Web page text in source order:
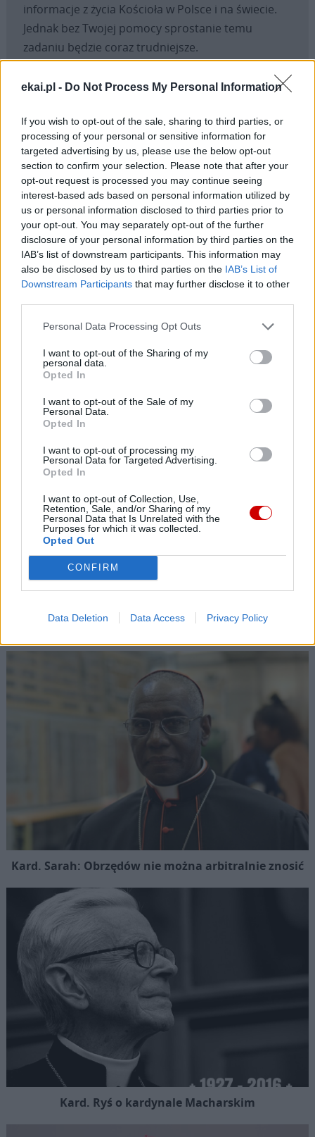
ekai.pl - Do Not Process My Personal Information
If you wish to opt-out of the sale, sharing to third parties, or
processing of your personal or sensitive information for
targeted advertising by us, please use the below opt-out
section to confirm your selection. Please note that after your
opt-out request is processed you may continue seeing
interest-based ads based on personal information utilized by
us or personal information disclosed to third parties prior to
your opt-out. You may separately opt-out of the further
disclosure of your personal information by third parties on the
IAB’s list of downstream participants. This information may
also be disclosed by us to third parties on the IAB’s List of
Downstream Participants that may further disclose it to other
Personal Data Processing Opt Outs
I want to opt-out of the Sharing of my
personal data.
Opted In
I want to opt-out of the Sale of my
Personal Data.
Opted In
I want to opt-out of processing my
Personal Data for Targeted Advertising.
Opted In
I want to opt-out of Collection, Use,
Retention, Sale, and/or Sharing of my
Personal Data that Is Unrelated with the
Purposes for which it was collected.
Opted Out
CONFIRM
Data Deletion Data Access Privacy Policy
informacje z życia Kościoła w Polsce i na świecie.
Jednak bez Twojej pomocy sprostanie temu
zadaniu będzie coraz trudniejsze.
Dlatego prosimy Cię owsparcie portalu eKAI.pl za
pośrednictwem serwisu Patronite.
misję. Więcej informacji znajdziesztutaj.
Facebook
TwitterMessengerWhatsApp
EmailCopy
Link
Print
Wersja do druku
Najnowsze
Indyjski biskup: nie potrzebujemy misjonarzy, którzy
przyjeżdżają z gotowymi odpowiedziami
07 sierpnia 2026 | 22:47
Biskupi o podróży apostolskiej Leona XIV do Francji: wielka
07 sierpnia 2026 | 22:36
Narodowy Bank Ukrainy wyemituje monetę upamiętniającą Jana
07 sierpnia 2026 | 22:17
Ukraińskie Kościoły wzywają do światowej modlitwy za Ukrainę
Popularne
Kard. Sarah: Obrzędów nie można arbitralnie znosić
Kard. Ryś o kardynale Macharskim